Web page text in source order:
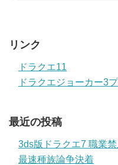
リンク
ドラクエ11
ドラクエジョーカー3
最近の投稿
3ds版ドラクエ7 職業
最速種族論争決着